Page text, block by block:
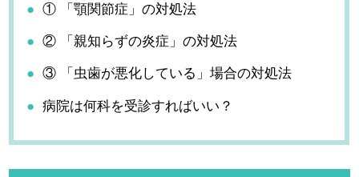
① 「顎関節症」の対処法
② 「親知らずの炎症」の対処法
③ 「虫歯が悪化している」場合の対処法
病院は何科を受診すればいい？